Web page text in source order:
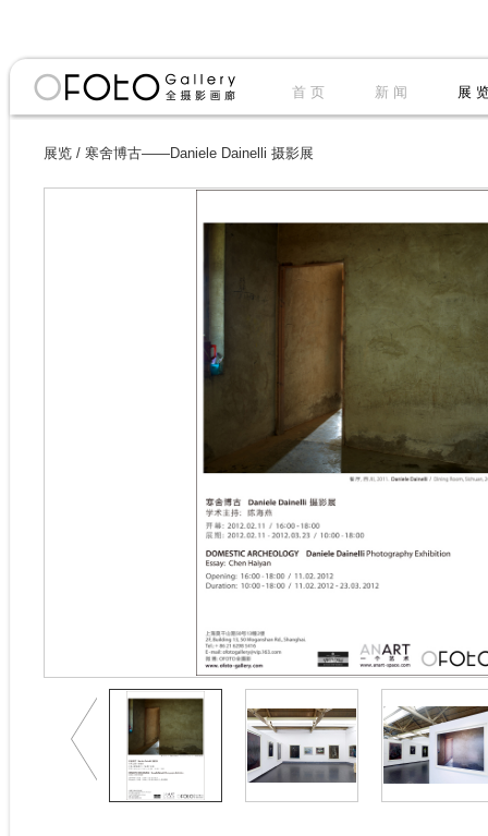
首 页 新 闻 展
展览 / 寒舍博古——Daniele Dainelli 摄影展